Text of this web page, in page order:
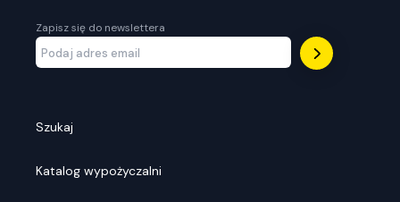
Zapisz się do newslettera
Szukaj
Katalog wypożyczalni